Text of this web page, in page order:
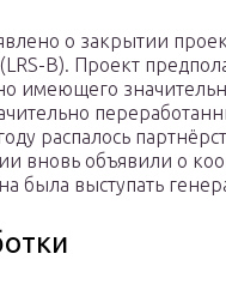
о закрытии
B). Проект
имеющего
распалось
вновь объявили о
была выступать